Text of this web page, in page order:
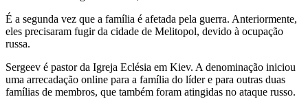
É a segunda vez que a família é afetada pela guerra. Anteriormente,
eles precisaram fugir da cidade de Melitopol, devido à ocupação
russa.
Sergeev é pastor da Igreja Eclésia em Kiev. A denominação iniciou
uma arrecadação online para a família do líder e para outras duas
famílias de membros, que também foram atingidas no ataque russo.